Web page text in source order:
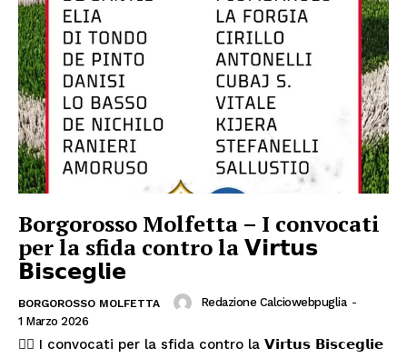
Borgorosso Molfetta – I convocati
per la sfida contro la 𝗩𝗶𝗿𝘁𝘂𝘀
𝗕𝗶𝘀𝗰𝗲𝗴𝗹𝗶𝗲
BORGOROSSO MOLFETTA Redazione Calciowebpuglia -
1 Marzo 2026
👉🏽 I convocati per la sfida contro la 𝗩𝗶𝗿𝘁𝘂𝘀 𝗕𝗶𝘀𝗰𝗲𝗴𝗹𝗶𝗲